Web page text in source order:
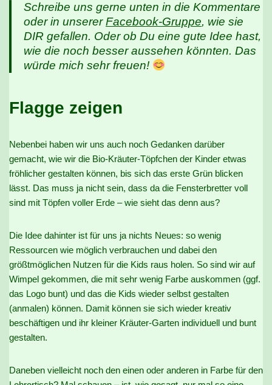
Schreibe uns gerne unten in die Kommentare
oder in unsererFacebook-Gruppe, wie sie
DIR gefallen. Oder ob Du eine gute Idee hast,
wie die noch besser aussehen könnten. Das
würde mich sehr freuen!
Flagge zeigen
Nebenbei haben wir uns auch noch Gedanken darüber
gemacht, wie wir die Bio-Kräuter-Töpfchen der Kinder etwas
fröhlicher gestalten können, bis sich das erste Grün blicken
lässt. Das muss ja nicht sein, dass da die Fensterbretter voll
sind mit Töpfen voller Erde – wie sieht das denn aus?
Die Idee dahinter ist für uns ja nichts Neues: so wenig
Ressourcen wie möglich verbrauchen und dabei den
größtmöglichen Nutzen für die Kids raus holen. So sind wir auf
Wimpel gekommen, die mit sehr wenig Farbe auskommen (ggf.
das Logo bunt) und das die Kids wieder selbst gestalten
(anmalen) können. Damit können sie sich wieder kreativ
beschäftigen und ihr kleiner Kräuter-Garten individuell und bunt
gestalten.
Daneben vielleicht noch den einen oder anderen in Farbe für den